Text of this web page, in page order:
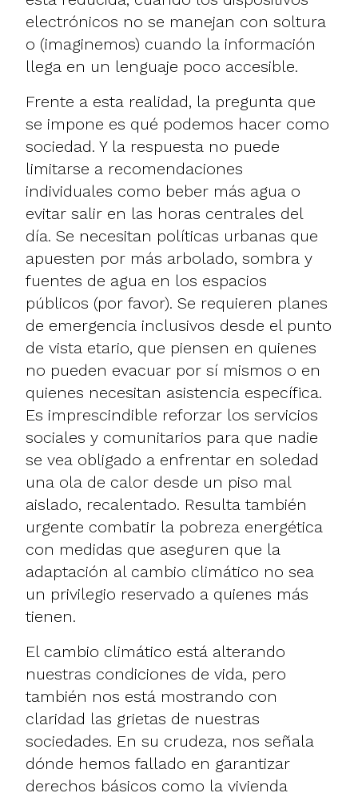
electrónicos no se manejan con soltura
o (imaginemos) cuando la información
llega en un lenguaje poco accesible.
Frente a esta realidad, la pregunta que
se impone es qué podemos hacer como
sociedad. Y la respuesta no puede
limitarse a recomendaciones
individuales como beber más agua o
evitar salir en las horas centrales del
día. Se necesitan políticas urbanas que
apuesten por más arbolado, sombra y
fuentes de agua en los espacios
públicos (por favor). Se requieren planes
de emergencia inclusivos desde el punto
de vista etario, que piensen en quienes
no pueden evacuar por sí mismos o en
quienes necesitan asistencia específica.
Es imprescindible reforzar los servicios
sociales y comunitarios para que nadie
se vea obligado a enfrentar en soledad
una ola de calor desde un piso mal
aislado, recalentado. Resulta también
urgente combatir la pobreza energética
con medidas que aseguren que la
adaptación al cambio climático no sea
un privilegio reservado a quienes más
tienen.
El cambio climático está alterando
nuestras condiciones de vida, pero
también nos está mostrando con
claridad las grietas de nuestras
sociedades. En su crudeza, nos señala
dónde hemos fallado en garantizar
derechos básicos como la vivienda